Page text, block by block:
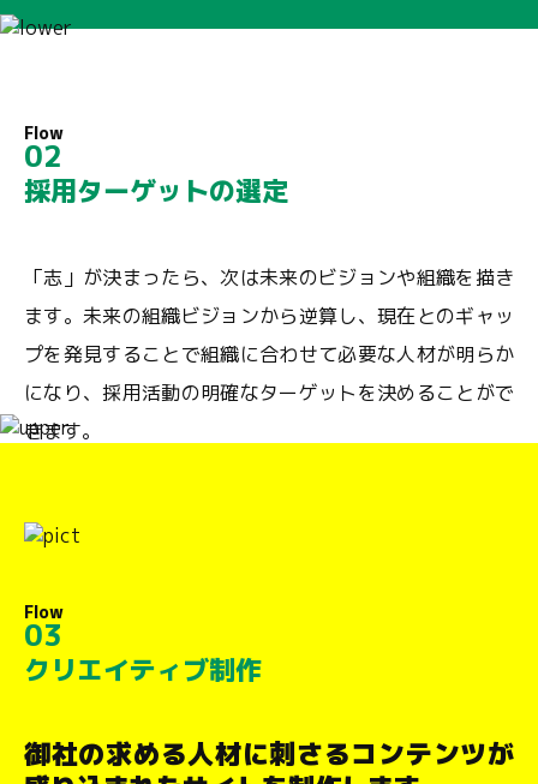
Flow
02
採用ターゲットの選定
「志」が決まったら、次は未来のビジョンや組織を描き
ます。未来の組織ビジョンから逆算し、現在とのギャッ
プを発見することで組織に合わせて必要な人材が明らか
になり、採用活動の明確なターゲットを決めることがで
きます。
Flow
03
クリエイティブ制作
御社の求める人材に刺さるコンテンツが